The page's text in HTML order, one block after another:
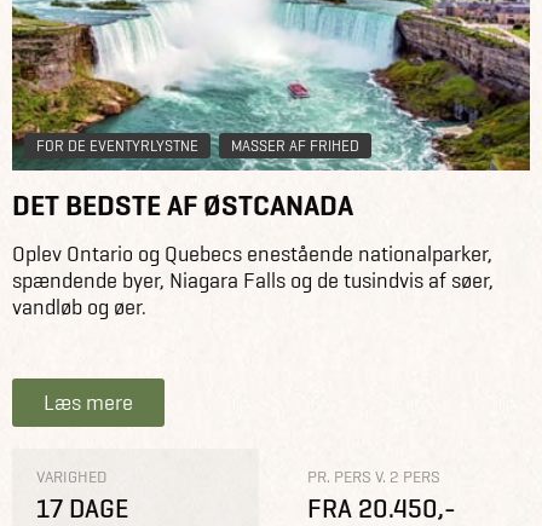
FOR DE EVENTYRLYSTNE MASSER AF FRIHED
DET BEDSTE AF ØSTCANADA
Oplev Ontario og Quebecs enestående nationalparker,
spændende byer, Niagara Falls og de tusindvis af søer,
vandløb og øer.
Læs mere
VARIGHED
17 DAGE
PR. PERS V. 2 PERS
FRA 20.450,-